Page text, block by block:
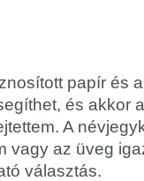
papír és
és akkor
A
vagy az üveg
választás.